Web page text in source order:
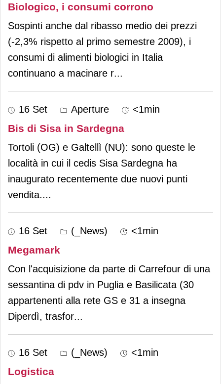
Biologico, i consumi corrono
Sospinti anche dal ribasso medio dei prezzi
(-2,3% rispetto al primo semestre 2009), i
consumi di alimenti biologici in Italia
continuano a macinare r...
16 Set Aperture <1min
Bis di Sisa in Sardegna
Tortoli (OG) e Galtellì (NU): sono queste le
località in cui il cedis Sisa Sardegna ha
inaugurato recentemente due nuovi punti
vendita....
16 Set (_News) <1min
Megamark
Con l'acquisizione da parte di Carrefour di una
sessantina di pdv in Puglia e Basilicata (30
appartenenti alla rete GS e 31 a insegna
Diperdì, trasfor...
16 Set (_News) <1min
Logistica